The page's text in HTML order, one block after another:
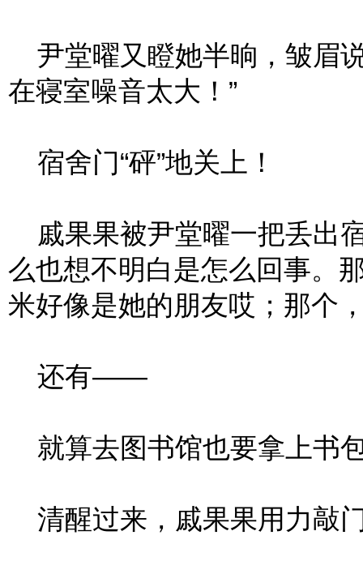
尹堂曜又瞪她半晌，皱眉
在寝室噪音太大！”
宿舍门“砰”地关上！
戚果果被尹堂曜一把丢出
么也想不明白是怎么回事。
米好像是她的朋友哎；那个
还有——
就算去图书馆也要拿上书
清醒过来，戚果果用力敲